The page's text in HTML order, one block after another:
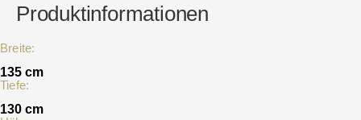
Produktinformationen
Breite:
135 cm
Tiefe:
130 cm